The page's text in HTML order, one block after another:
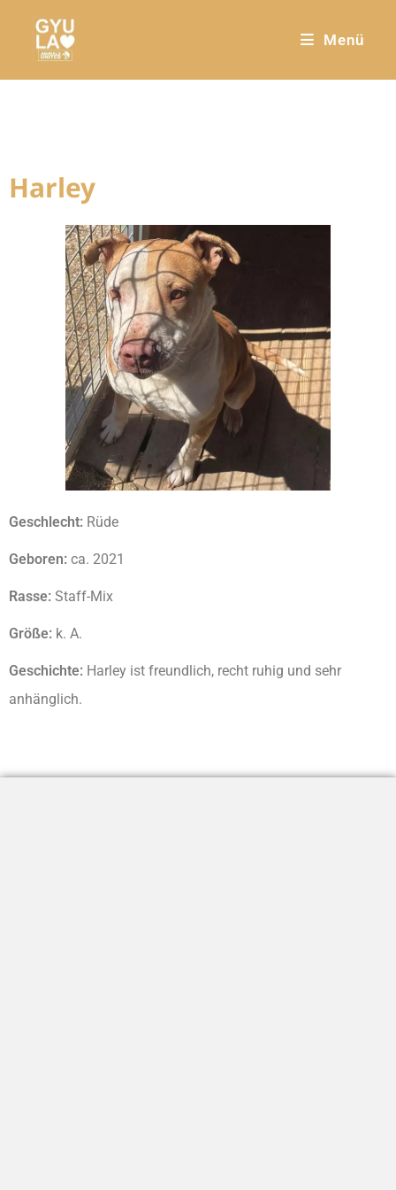
Menü
Harley
Geschlecht: Rüde
Geboren: ca. 2021
Rasse: Staff-Mix
Größe: k. A.
Geschichte: Harley ist freundlich, recht ruhig und sehr
anhänglich.